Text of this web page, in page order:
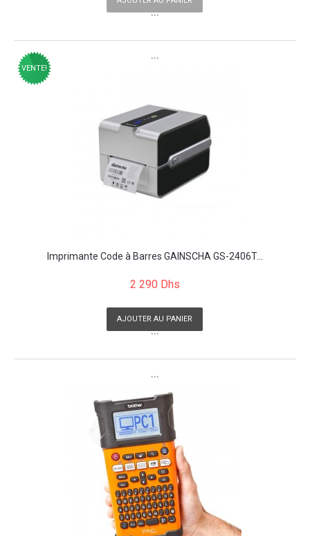
```
```
VENTE!
Imprimante Code à Barres GAINSCHA GS-2406T...
2 290 Dhs
AJOUTER AU PANIER
```
```